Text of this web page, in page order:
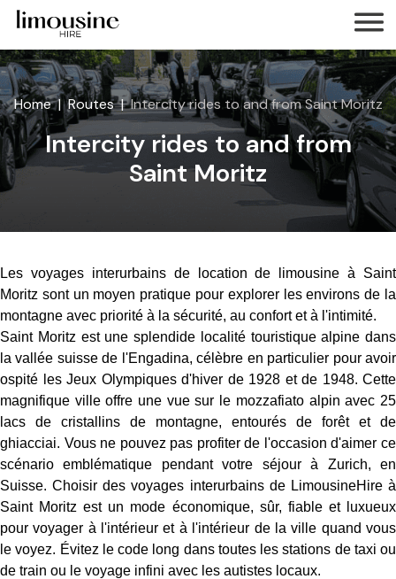
Home Routes Intercity rides to and from Saint Moritz
Intercity rides to and from
Saint Moritz
Les voyages interurbains de location de limousine à Saint
Moritz sont un moyen pratique pour explorer les environs de la
montagne avec priorité à la sécurité, au confort et à l'intimité.
Saint Moritz est une splendide localité touristique alpine dans
la vallée suisse de l'Engadina, célèbre en particulier pour avoir
ospité les Jeux Olympiques d'hiver de 1928 et de 1948. Cette
magnifique ville offre une vue sur le mozzafiato alpin avec 25
lacs de cristallins de montagne, entourés de forêt et de
ghiacciai. Vous ne pouvez pas profiter de l'occasion d'aimer ce
scénario emblématique pendant votre séjour à Zurich, en
Suisse. Choisir des voyages interurbains de LimousineHire à
Saint Moritz est un mode économique, sûr, fiable et luxueux
pour voyager à l'intérieur et à l'intérieur de la ville quand vous
le voyez. Évitez le code long dans toutes les stations de taxi ou
de train ou le voyage infini avec les autistes locaux.